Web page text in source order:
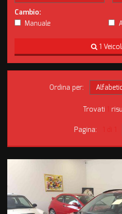
Cambio:
Manuale
1
Ordina per:
Trovati
Pagina: